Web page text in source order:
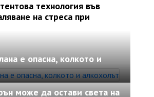
технология във
на стреса при
е опасна, колкото и
може да остави света на